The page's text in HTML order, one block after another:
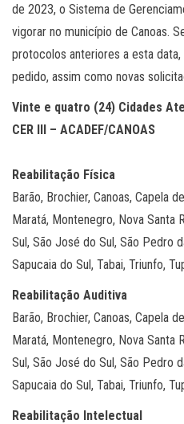
de 2023, o Sistema de
vigorar no município de Canoas.
protocolos anteriores a esta
pedido, assim como novas
Vinte e quatro (24) Cidades
CER III – ACADEF/CANOAS
Reabilitação Física
Barão, Brochier, Canoas, Capela
Maratá, Montenegro, Nova Santa
Sul, São José do Sul, São Pedro
Sapucaia do Sul, Tabai, Triunfo,
Reabilitação Auditiva
Barão, Brochier, Canoas, Capela
Maratá, Montenegro, Nova Santa
Sul, São José do Sul, São Pedro
Sapucaia do Sul, Tabai, Triunfo,
Reabilitação Intelectual